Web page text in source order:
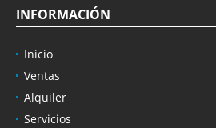
INFORMACIÓN
Inicio
Ventas
Alquiler
Servicios